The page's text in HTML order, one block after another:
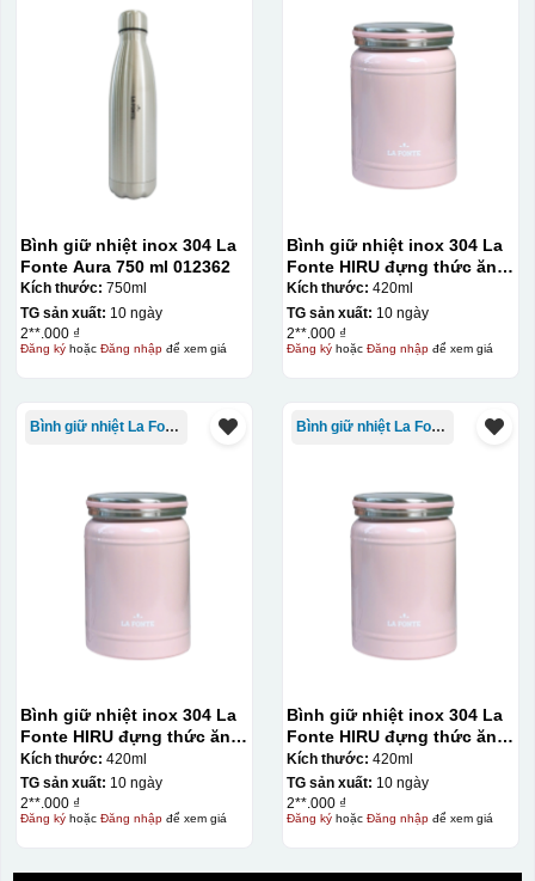
Decal được in xong, sẽ có 1 nền vàng phía dưới
Bình giữ nhiệt inox 304 La
Fonte Aura 750 ml 012362
Kích thước: 750ml
TG sản xuất: 10 ngày
2**.000 ₫
Đăng kýhoặc Đăng nhậpđể xem giá
Bình giữ nhiệt inox 304 La
Fonte HIRU đựng thức ăn
420 ml – 012348
Kích thước: 420ml
TG sản xuất: 10 ngày
2**.000 ₫
Đăng kýhoặc Đăng nhậpđể xem giá
Bình giữ nhiệt La Fonte
Bình giữ nhiệt inox 304 La
Fonte HIRU đựng thức ăn
420 ml – 012348
Kích thước: 420ml
TG sản xuất: 10 ngày
2**.000 ₫
Đăng kýhoặc Đăng nhậpđể xem giá
Bình giữ nhiệt La Fonte
Bình giữ nhiệt inox 304 La
Fonte HIRU đựng thức ăn
420 ml – 012348
Kích thước: 420ml
TG sản xuất: 10 ngày
2**.000 ₫
Đăng kýhoặc Đăng nhậpđể xem giá